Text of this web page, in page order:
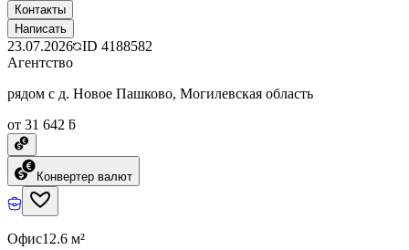
Контакты
Написать
23.07.2026 ID 4188582
Агентство
рядом с д. Новое Пашково, Могилевская область
от 31 642 ƃ
Конвертер валют
Офис12.6 м²